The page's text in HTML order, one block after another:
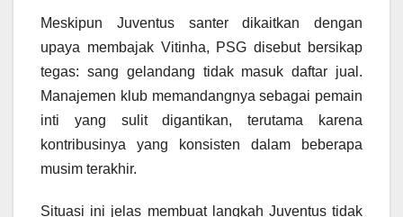
Meskipun Juventus santer dikaitkan dengan
upaya membajak Vitinha, PSG disebut bersikap
tegas: sang gelandang tidak masuk daftar jual.
Manajemen klub memandangnya sebagai pemain
inti yang sulit digantikan, terutama karena
kontribusinya yang konsisten dalam beberapa
musim terakhir.
Situasi ini jelas membuat langkah Juventus tidak